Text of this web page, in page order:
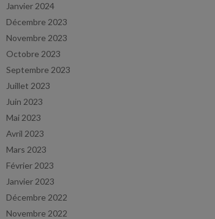
Janvier 2024
Décembre 2023
Novembre 2023
Octobre 2023
Septembre 2023
Juillet 2023
Juin 2023
Mai 2023
Avril 2023
Mars 2023
Février 2023
Janvier 2023
Décembre 2022
Novembre 2022